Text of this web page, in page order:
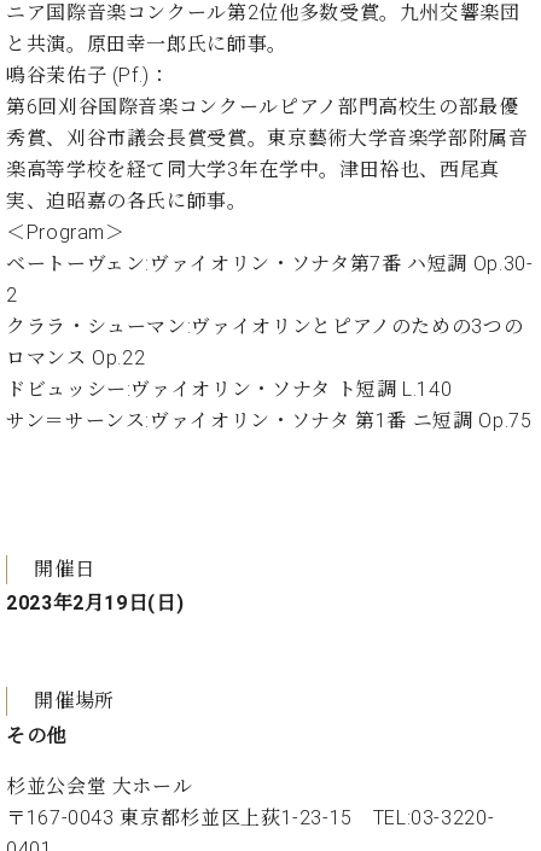
W.
ホ
フ
マ
ン
ヴ
ジ
Digital(ベ
ヒ
ジ
フ
ご
挨
拶
技
術
者
紹
介
展示
ーロ
ピア
ノ特
選中
情
報
工
房
ロ
グ
ニア国際音楽コンクール第2位他多数受賞。九州交響楽団
と共演。原田幸一郎氏に師事。
鳴谷茉佑子 (Pf.)：
第6回刈谷国際音楽コンクールピアノ部門高校生の部最優
秀賞、刈谷市議会長賞受賞。東京藝術大学音楽学部附属音
楽高等学校を経て同大学3年在学中。津田裕也、西尾真
実、迫昭嘉の各氏に師事。
＜Program＞
ベートーヴェン:ヴァイオリン・ソナタ第7番 ハ短調 Op.30-
2
クララ・シューマン:ヴァイオリンとピアノのための3つの
ロマンス Op.22
ドビュッシー:ヴァイオリン・ソナタ ト短調 L.140
サン＝サーンス:ヴァイオリン・ソナタ 第1番 ニ短調 Op.75
開催日
2023年2月19日(日)
開催場所
その他
杉並公会堂 大ホール
〒167-0043 東京都杉並区上荻1-23-15 TEL:03-3220-